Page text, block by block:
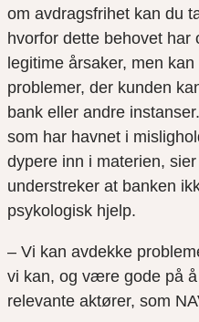
om avdragsfrihet kan du
hvorfor dette behovet
legitime årsaker, men
problemer, der kunden
bank eller andre
som har havnet i
dypere inn i materien,
understreker at banken
psykologisk hjelp.
– Vi kan avdekke
vi kan, og være gode på
relevante aktører, som